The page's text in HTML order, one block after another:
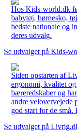
Hos Kids-world.dk
babytøj, børnesko,
bedste nationale og
deres udvalg.
Se udvalget på Kids-
Siden opstarten af
ergonomi, kvalitet
bæreredskaber og
andre velovervejede
god start for de
Se udvalget på